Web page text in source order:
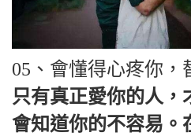
05、會懂得心疼你，
只有真正愛你的人，
會知道你的不容易。